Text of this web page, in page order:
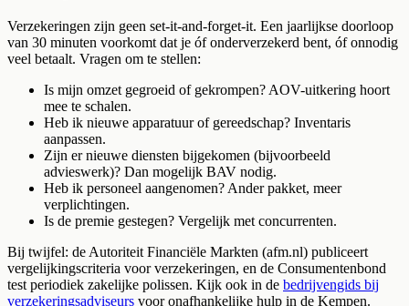
Verzekeringen zijn geen set-it-and-forget-it. Een jaarlijkse doorloop
van 30 minuten voorkomt dat je óf onderverzekerd bent, óf onnodig
veel betaalt. Vragen om te stellen:
Is mijn omzet gegroeid of gekrompen? AOV-uitkering hoort
mee te schalen.
Heb ik nieuwe apparatuur of gereedschap? Inventaris
aanpassen.
Zijn er nieuwe diensten bijgekomen (bijvoorbeeld
advieswerk)? Dan mogelijk BAV nodig.
Heb ik personeel aangenomen? Ander pakket, meer
verplichtingen.
Is de premie gestegen? Vergelijk met concurrenten.
Bij twijfel: de Autoriteit Financiële Markten (afm.nl) publiceert
vergelijkingscriteria voor verzekeringen, en de Consumentenbond
test periodiek zakelijke polissen. Kijk ook in de bedrijvengids bij
verzekeringsadviseurs voor onafhankelijke hulp in de Kempen.